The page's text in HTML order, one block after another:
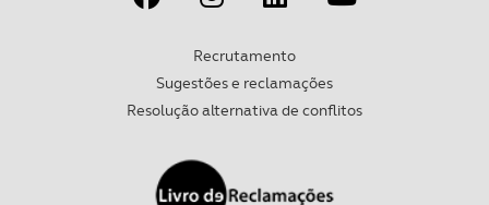
Recrutamento
Sugestões e reclamações
Resolução alternativa de conflitos